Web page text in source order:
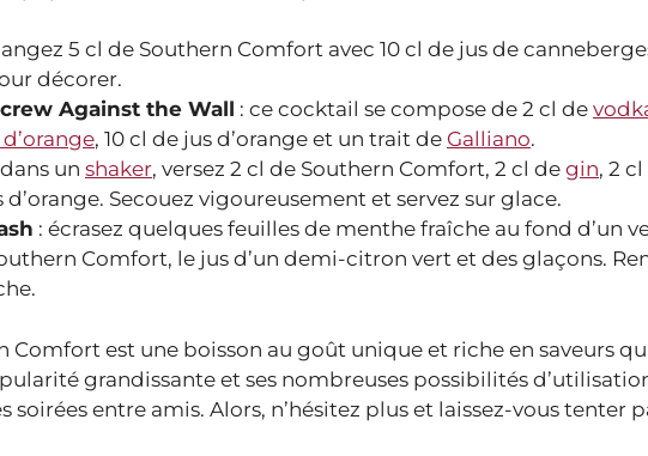
5 cl de Southern Comfort avec 10 cl de jus de
décorer.
Against the Wall : ce cocktail se compose de 2 cl de
, 10 cl de jus d’orange et un trait de Galliano.
un shaker, versez 2 cl de Southern Comfort, 2 cl de gin, 2
d’orange. Secouez vigoureusement et servez sur glace.
: écrasez quelques feuilles de menthe fraîche au fond d’un
Comfort, le jus d’un demi-citron vert et des glaçons.
Comfort est une boisson au goût unique et riche en saveurs
grandissante et ses nombreuses possibilités
entre amis. Alors, n’hésitez plus et laissez-vous tenter